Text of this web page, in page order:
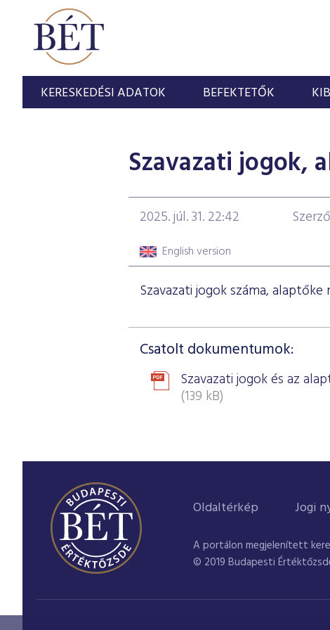
KERESKEDÉSI ADATOK BEFEKTETŐK
Szavazati jogok,
2025. júl. 31. 22:42
English version
Szavazati jogok száma, alaptőke
Csatolt dokumentumok:
Szavazati jogok és az
(139 kB)
Oldaltérkép Jogi
A portálon megjelenített
© 2019 Budapesti